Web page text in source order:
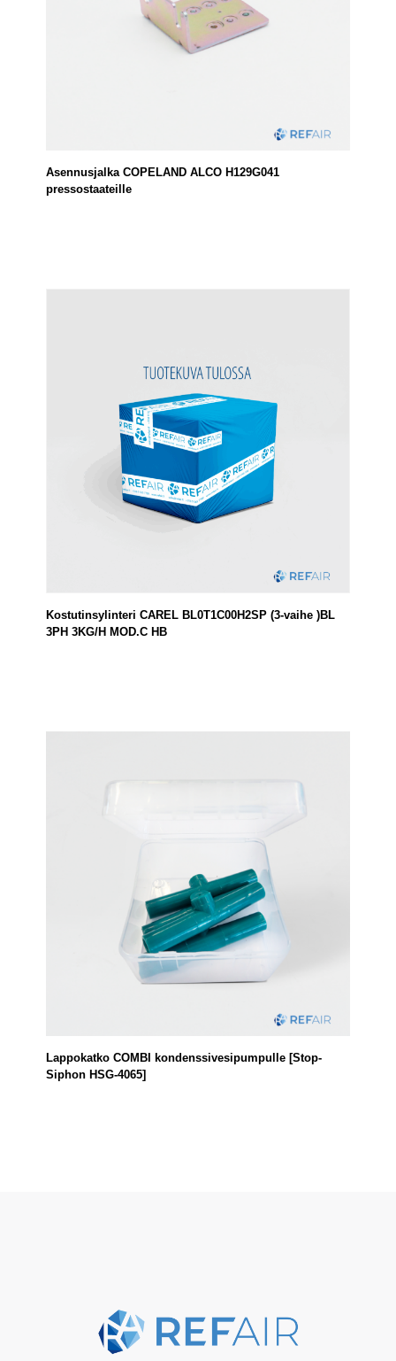
Asennusjalka COPELAND ALCO H129G041
pressostaateille
Kostutinsylinteri CAREL BL0T1C00H2SP (3-vaihe )BL
3PH 3KG/H MOD.C HB
Lappokatko COMBI kondenssivesipumpulle [Stop-
Siphon HSG-4065]